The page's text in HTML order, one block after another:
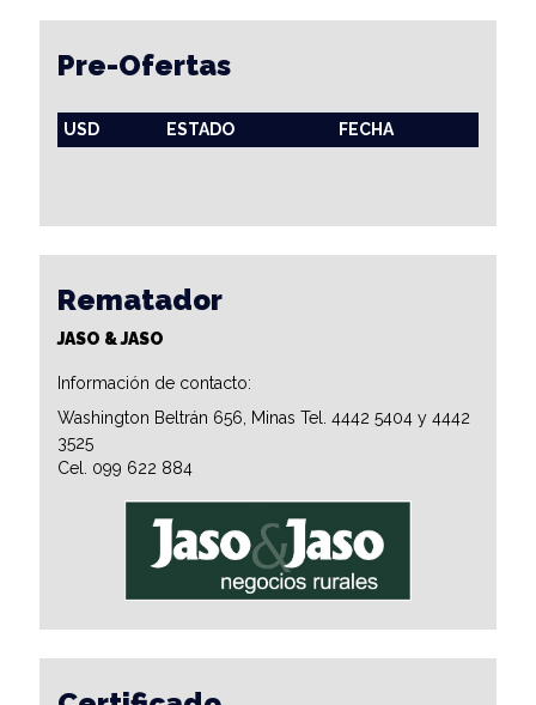
Pre-Ofertas
USD ESTADO FECHA
Rematador
JASO & JASO
Información de contacto:
Washington Beltrán 656, Minas Tel. 4442 5404 y 4442
3525
Cel. 099 622 884